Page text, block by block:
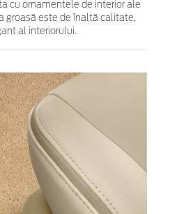
cu ornamentele de interior ale
groasă este de înaltă calitate,
al interiorului.